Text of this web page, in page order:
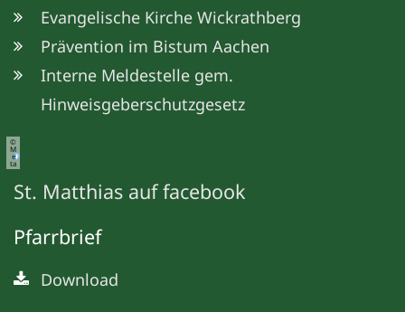
Evangelische Kirche Wickrathberg
Prävention im Bistum Aachen
Interne Meldestelle gem.
Hinweisgeberschutzgesetz
©
M
e
ta
St. Matthias auf facebook
Pfarrbrief
Download